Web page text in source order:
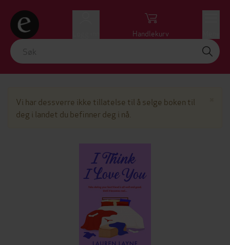
Handlekurv
Vi har dessverre ikke tillatelse til å selge boken til
deg i landet du befinner deg i nå.